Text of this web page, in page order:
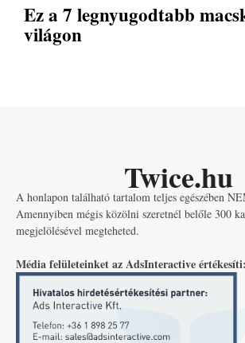
Ez a 7 legnyugodtabb
világon
Twice.hu
A honlapon található tartalom teljes egészében
Amennyiben mégis közölni szeretnél belőle 300
megjelölésével megteheted.
Média felületeinket az AdsInteractive értékesíti: